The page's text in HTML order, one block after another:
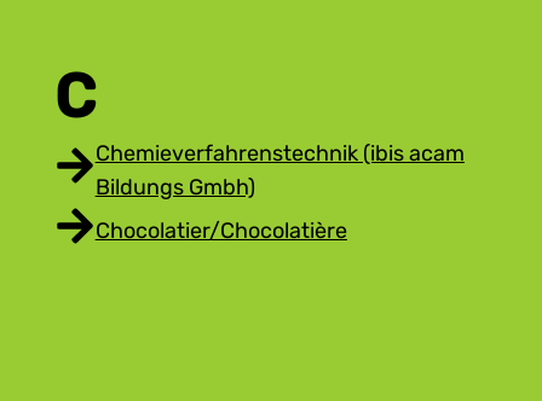
C
Chemieverfahrenstechnik (ibis acam
Bildungs Gmbh)
Chocolatier/Chocolatière